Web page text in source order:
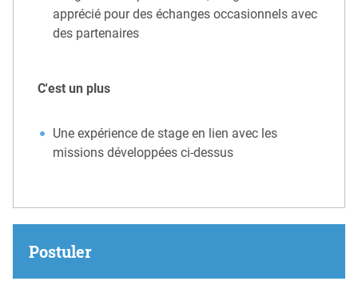
apprécié pour des échanges occasionnels avec
des partenaires
C'est un plus
Une expérience de stage en lien avec les
missions développées ci-dessus
Postuler